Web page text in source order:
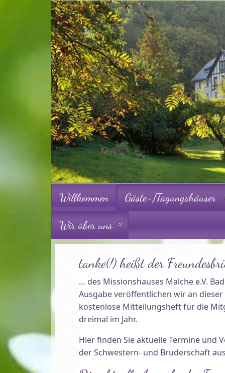
Willkommen Gäste-/Tagungshäuser
Wir über uns
tanke(!) heißt der
… des Missionshauses Malche e.V.
Ausgabe veröffentlichen wir an
kostenlose Mitteilungsheft für die
dreimal im Jahr.
Hier finden Sie aktuelle Termine und
der Schwestern- und Bruderschaft